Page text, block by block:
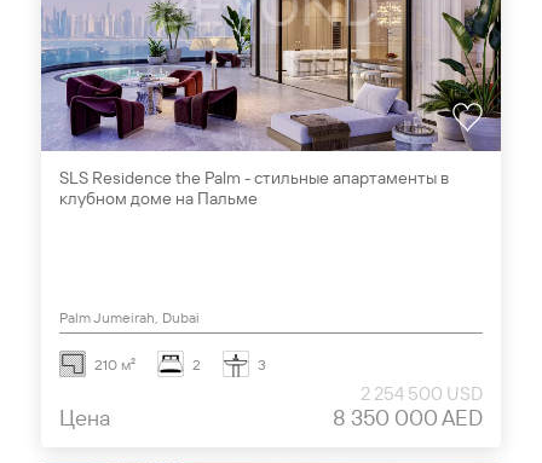
SLS Residence the Palm - стильные апартаменты в
клубном доме на Пальме
Palm Jumeirah, Dubai
210 м² 2 3
Цена
2 254 500 USD
8 350 000 AED